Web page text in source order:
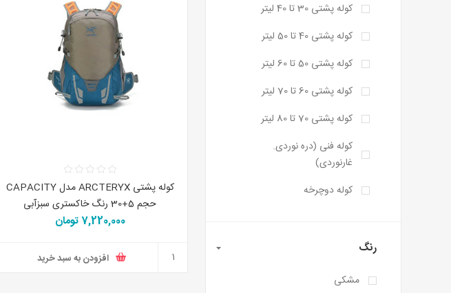
کوله پشتی ARCTERYX مدل CAPACITY
حجم 5+30 رنگ خاکستری سبزآبی
7,220,000 تومان
افزودن به سبد خرید
کوله پشتی 30 تا 40 لیتر
کوله پشتی 40 تا 50 لیتر
کوله پشتی 50 تا 60 لیتر
کوله پشتی 60 تا 70 لیتر
کوله پشتی 70 تا 80 لیتر
کوله فنی (دره نوردی.
غارنوردی)
کوله دوچرخه
رنگ
مشکی